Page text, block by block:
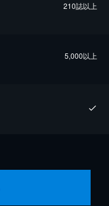
210誌以上
5,000以上